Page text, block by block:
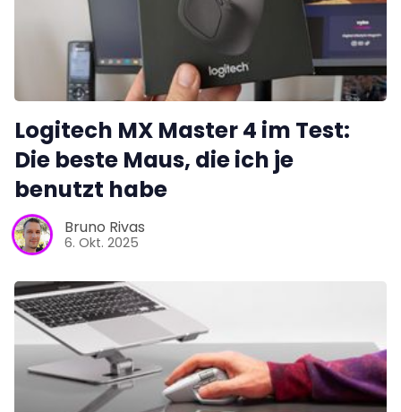
Logitech MX Master 4 im Test:
Die beste Maus, die ich je
benutzt habe
Bruno Rivas
6. Okt. 2025